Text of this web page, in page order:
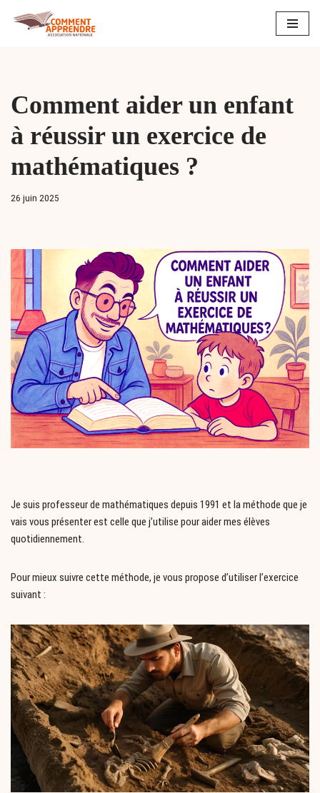
Comment aider un enfant
à réussir un exercice de
mathématiques ?
26 juin 2025
Je suis professeur de mathématiques depuis 1991 et la méthode que je
vais vous présenter est celle que j’utilise pour aider mes élèves
quotidiennement.
Pour mieux suivre cette méthode, je vous propose d’utiliser l’exercice
suivant :